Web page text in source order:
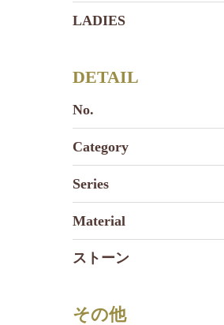
LADIES
DETAIL
No.
Category
Series
Material
ストーン
その他